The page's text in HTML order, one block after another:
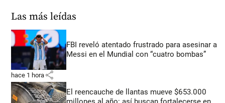
Las más leídas
FBI reveló atentado frustrado para asesinar a
Messi en el Mundial con “cuatro bombas”
hace 1 hora share
El reencauche de llantas mueve $653.000